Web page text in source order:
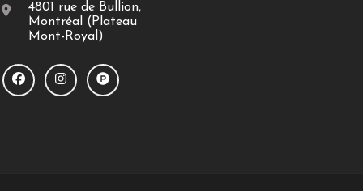
4801 rue de Bullion,
Montréal (Plateau
Mont-Royal)